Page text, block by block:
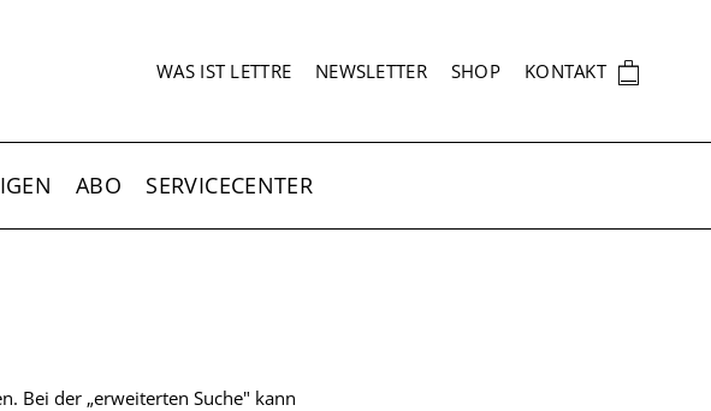
SEKUNDÄRNAVIGATION
WAS IST LETTRE NEWSLETTER SHOP KONTAKT 🛍
ABO SERVICECENTER
Bei der „erweiterten Suche" kann